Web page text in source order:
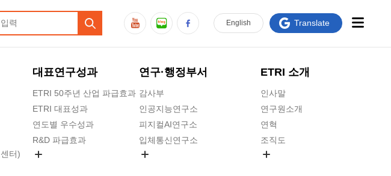
터)
대표연구성과
ETRI 50주년 산업 파급효과
ETRI 대표성과
연도별 우수성과
R&D 파급효과
연구·행정부서
감사부
인공지능연구소
피지컬AI연구소
입체통신연구소
ETRI 소개
인사말
연구원소개
연혁
조직도
English Translate